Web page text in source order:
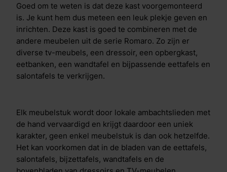
Goed om te weten is dat deze kast voorgemonteerd
is. Je kunt hem dus meteen een leuk plekje geven en
inrichten. Deze kast is goed te combineren met de
andere meubelen uit de serie Romaro. Zo zijn er
diverse tv-meubels, een dressoir, een opbergkast,
eetbanken, een wandtafel en bijpassende eettafels en
salontafels te verkrijgen.
Elk meubelstuk wordt door lokale ambachtslieden met
de hand vervaardigd en krijgt daardoor een uniek
karakter, geen enkel meubelstuk is dan ook hetzelfde.
Het kan voorkomen dat in de bladen van de eettafels,
salontafels, bijzettafels, wandtafels en de